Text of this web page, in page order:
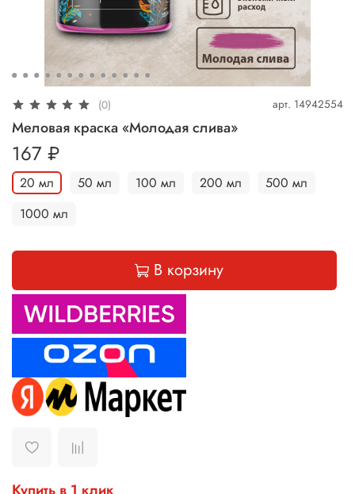
(0) арт. 14942554
Меловая краска «Молодая слива»
167 ₽
20 мл 50 мл 100 мл 200 мл
500 мл
1000 мл
В корзину
Купить в 1 клик